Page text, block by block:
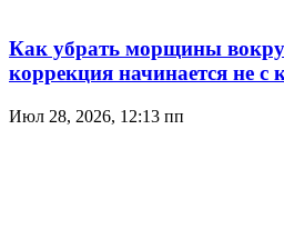
Как убрать морщины
коррекция начинается не с
Июл 28, 2026, 12:13 пп